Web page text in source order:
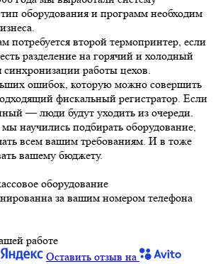
оборудования и программ необходим
потребуется второй термопринтер, если
разделение на горячий и холодный
работы цехов.
ошибок, которую можно совершить
фискальный регистратор. Если
— люди будут уходить из очереди.
научились подбирать оборудование,
всем вашим требованиям. И в тоже
вашему бюджету.
оборудование
за вашим номером телефона
работе
Оставить отзыв на